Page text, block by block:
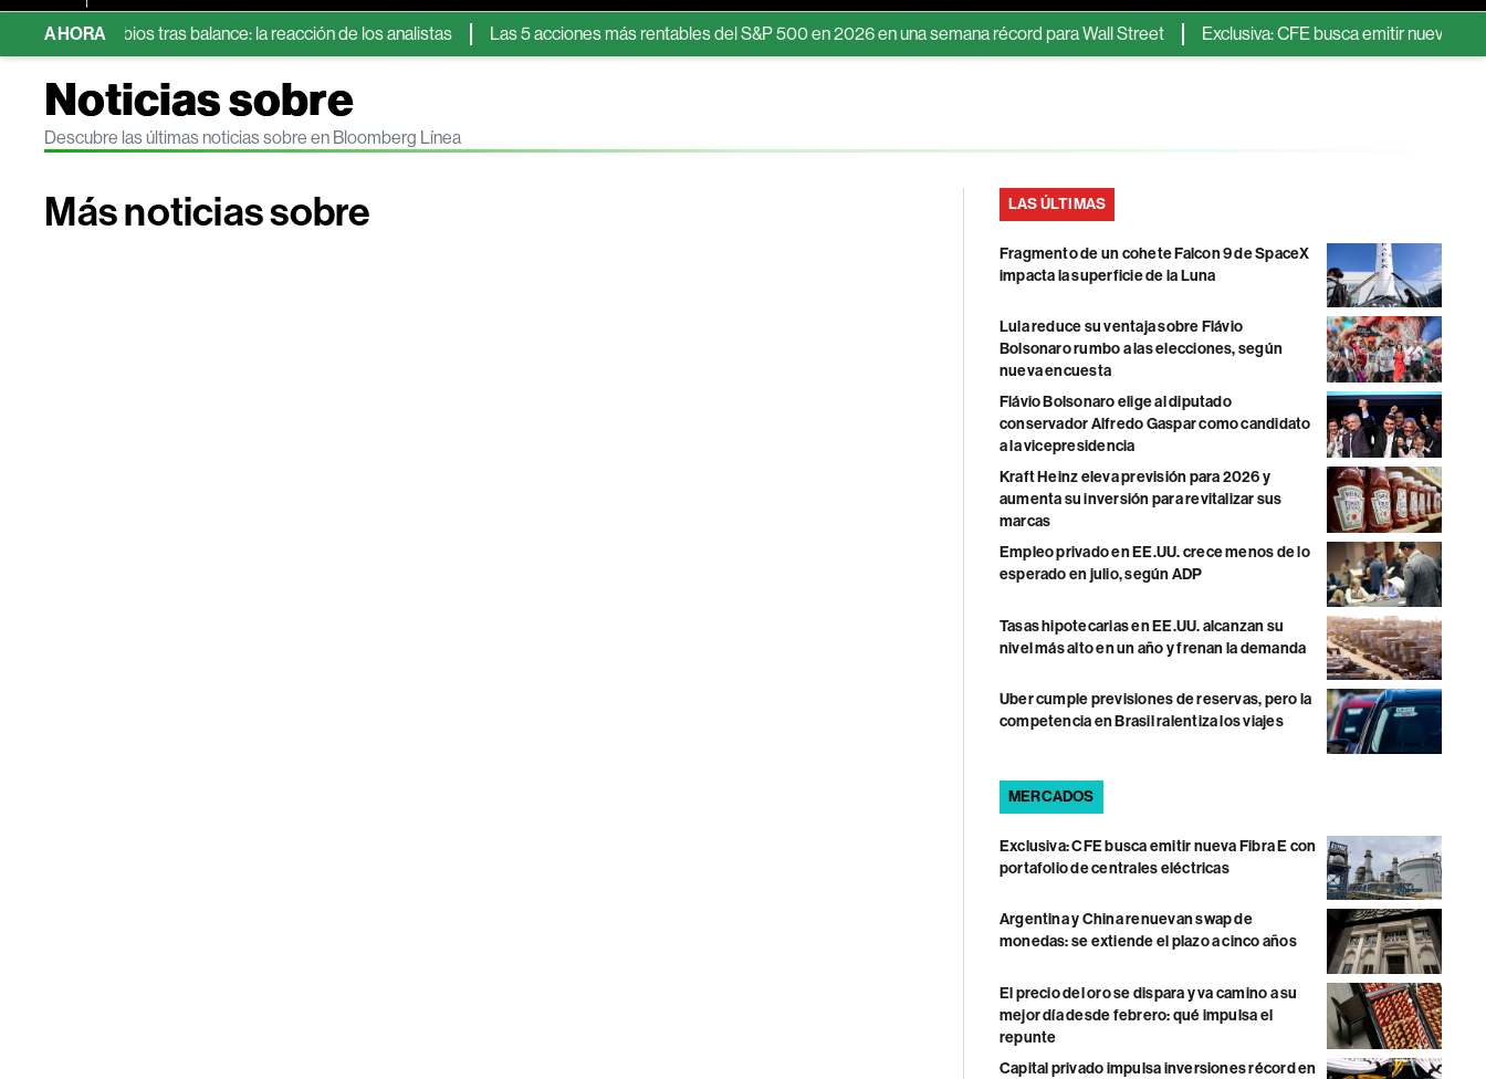
AHORA
sin cambios tras balance: la reacción de los analistas Las 5 acciones más rentables del S&P 500 en 2026 en una semana récord para Wall Street Exclusiva: CFE busca emitir nueva Fibra E
Noticias sobre
Descubre las últimas noticias sobre en Bloomberg Línea
Más noticias sobre LAS ÚLTIMAS
Fragmento de un cohete Falcon 9 de SpaceX
impacta la superficie de la Luna
Lula reduce su ventaja sobre Flávio
Bolsonaro rumbo a las elecciones, según
nueva encuesta
Flávio Bolsonaro elige al diputado
conservador Alfredo Gaspar como candidato
a la vicepresidencia
Kraft Heinz eleva previsión para 2026 y
aumenta su inversión para revitalizar sus
marcas
Empleo privado en EE.UU. crece menos de lo
esperado en julio, según ADP
Tasas hipotecarias en EE.UU. alcanzan su
nivel más alto en un año y frenan la demanda
Uber cumple previsiones de reservas, pero la
competencia en Brasil ralentiza los viajes
MERCADOS
Exclusiva: CFE busca emitir nueva Fibra E con
portafolio de centrales eléctricas
Argentina y China renuevan swap de
monedas: se extiende el plazo a cinco años
El precio del oro se dispara y va camino a su
mejor día desde febrero: qué impulsa el
repunte
Capital privado impulsa inversiones récord en